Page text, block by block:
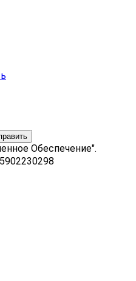
Обеспечение".